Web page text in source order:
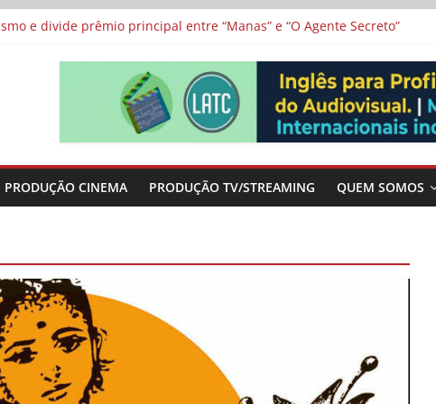
adaptação brasileira de série argentina para o cinema
e divide prêmio principal entre “Manas” e “O Agente Secreto”
Cinema
de escolas públicas
PRODUÇÃO CINEMA PRODUÇÃO TV/STREAMING QUEM SOMOS